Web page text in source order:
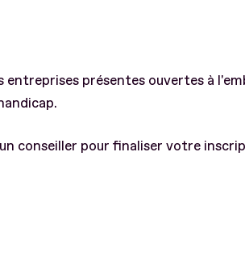
entreprises présentes ouvertes à
conseiller pour finaliser votre